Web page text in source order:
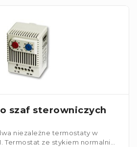
szaf sterowniczych
niezależne termostaty w
Termostat ze stykiem normalnie